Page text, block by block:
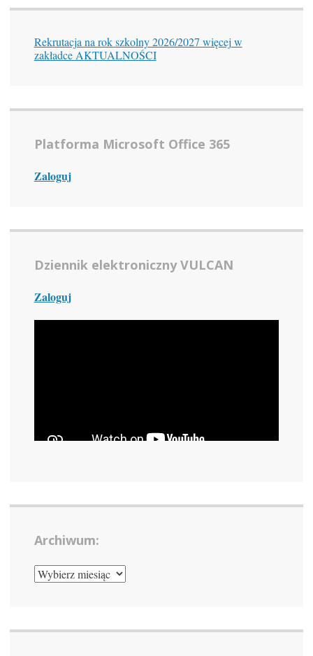
Rekrutacja na rok szkolny 2026/2027 więcej w
zakładce AKTUALNOŚCI
Platforma Microsoft Office 365
Zaloguj
Dziennik elektroniczny VULCAN
Zaloguj
Archiwum:
ARCHIWUM: